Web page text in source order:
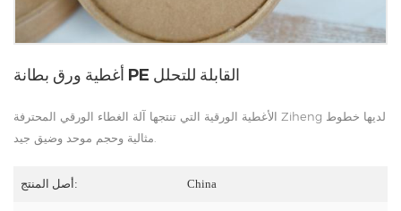
أغطية ورق بطانة PE القابلة للتحلل
الأغطية الورقية التي تنتجها آلة الغطاء الورقي المحترفة Ziheng لديها خطوط
أصل المنتج: China